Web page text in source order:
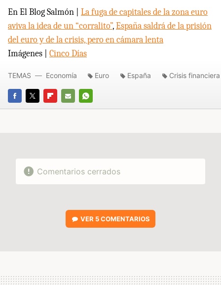
En El Blog Salmón | La fuga de capitales de la zona euro
aviva la idea de un “corralito”,España saldrá de la prisión
del euro y de la crisis, pero en cámara lenta
Imágenes | Cinco Días
FACEBOOK
TWITTERFLIPBOARD
E-
WHATSAPP
TEMAS Economía Euro España Crisis financiera
Comentarios cerrados
VER 5 COMENTARIOS